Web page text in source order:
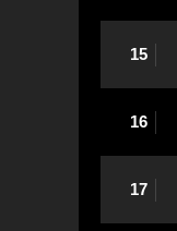
15
16
17